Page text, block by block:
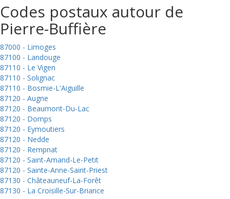
Codes postaux autour de
Pierre-Buffière
87000 - Limoges
87100 - Landouge
87110 - Le Vigen
87110 - Solignac
87110 - Bosmie-L'Aiguille
87120 - Augne
87120 - Beaumont-Du-Lac
87120 - Domps
87120 - Eymoutiers
87120 - Nedde
87120 - Rempnat
87120 - Saint-Amand-Le-Petit
87120 - Sainte-Anne-Saint-Priest
87130 - Châteauneuf-La-Forêt
87130 - La Croisille-Sur-Briance